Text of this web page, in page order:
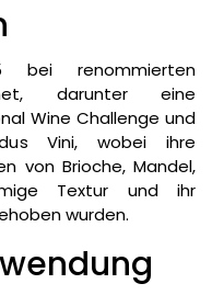
bei renommierten
darunter eine
Wine Challenge und
Vini, wobei ihre
von Brioche, Mandel,
Textur und ihr
wurden.